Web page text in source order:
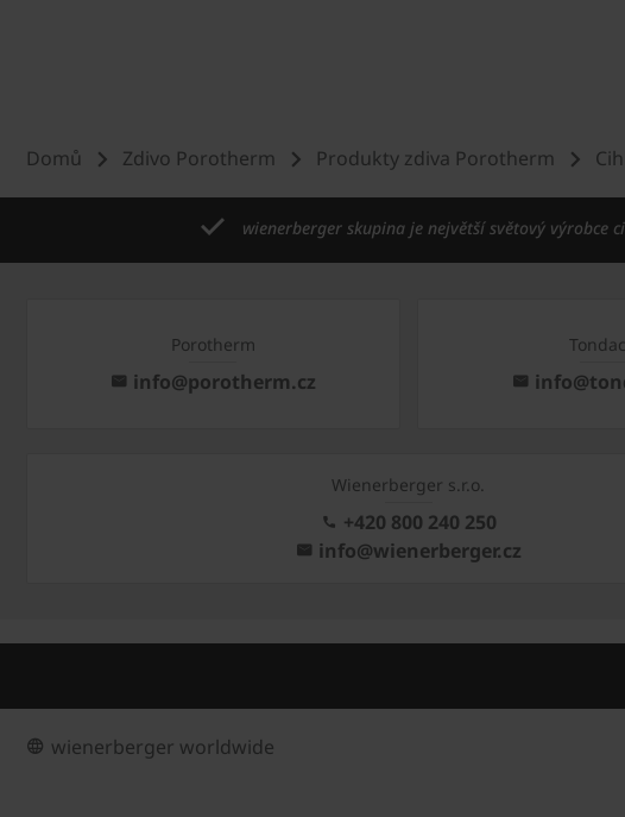
Domů Zdivo Porotherm Produkty zdiva Porotherm
wienerberger skupina je největší světový výrobce
Porotherm
info@porotherm.cz
Wienerberger s.r.o.
+420 800 240 250
info@wienerberger.cz
wienerberger worldwide